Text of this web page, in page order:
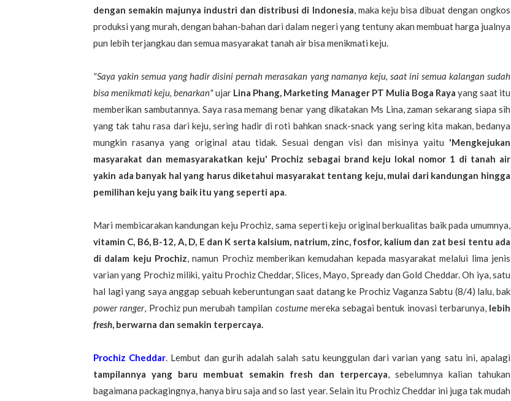
dengan semakin majunya industri dan distribusi di Indonesia, maka keju bisa dibuat dengan ongkos
produksi yang murah, dengan bahan-bahan dari dalam negeri yang tentuny akan membuat harga jualnya
pun lebih terjangkau dan semua masyarakat tanah air bisa menikmati keju.
"Saya yakin semua yang hadir disini pernah merasakan yang namanya keju, saat ini semua kalangan sudah
bisa menikmati keju, benarkan"ujar Lina Phang, Marketing Manager PT Mulia Boga Raya yang saat itu
memberikan sambutannya. Saya rasa memang benar yang dikatakan Ms Lina, zaman sekarang siapa sih
yang tak tahu rasa dari keju, sering hadir di roti bahkan snack-snack yang sering kita makan, bedanya
mungkin rasanya yang original atau tidak. Sesuai dengan visi dan misinya yaitu 'Mengkejukan
masyarakat dan memasyarakatkan keju' Prochiz sebagai brand keju lokal nomor 1 di tanah air
yakin ada banyak hal yang harus diketahui masyarakat tentang keju, mulai dari kandungan hingga
pemilihan keju yang baik itu yang seperti apa.
Mari membicarakan kandungan keju Prochiz, sama seperti keju original berkualitas baik pada umumnya,
vitamin C, B6, B-12, A, D, E dan K serta kalsium, natrium, zinc, fosfor, kalium dan zat besi tentu ada
di dalam keju Prochiz, namun Prochiz memberikan kemudahan kepada masyarakat melalui lima jenis
varian yang Prochiz miliki, yaitu Prochiz Cheddar, Slices, Mayo, Spready dan Gold Cheddar. Oh iya, satu
hal lagi yang saya anggap sebuah keberuntungan saat datang ke Prochiz Vaganza Sabtu (8/4) lalu, bak
power ranger, Prochiz pun merubah tampilan costumemereka sebagai bentuk inovasi terbarunya, lebih
fresh, berwarna dan semakin terpercaya.
Prochiz Cheddar. Lembut dan gurih adalah salah satu keunggulan dari varian yang satu ini, apalagi
tampilannya yang baru membuat semakin fresh dan terpercaya, sebelumnya kalian tahukan
bagaimana packagingnya, hanya biru saja and so last year. Selain itu Prochiz Cheddar ini juga tak mudah